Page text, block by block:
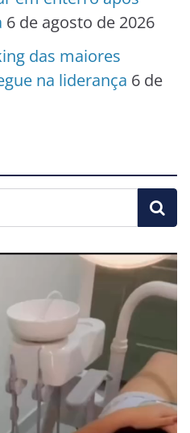
6 de agosto de 2026
das maiores
na liderança 6 de